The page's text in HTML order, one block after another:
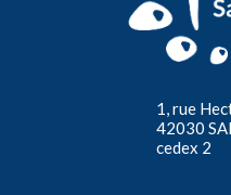
1, rue
42030
cedex 2